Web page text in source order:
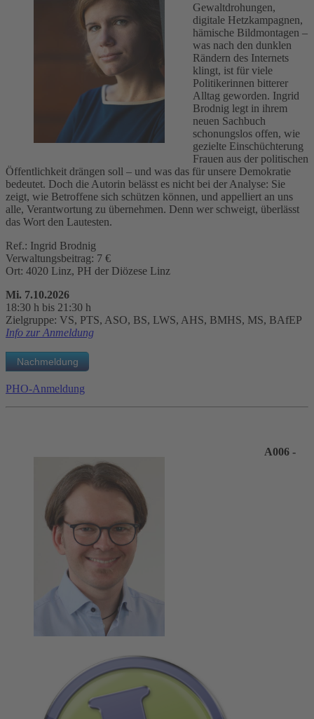
Gewaltdrohungen,
digitale Hetzkampagnen,
hämische Bildmontagen –
was nach den dunklen
Rändern des Internets
klingt, ist für viele
Politikerinnen bitterer
Alltag geworden. Ingrid
Brodnig legt in ihrem
neuen Sachbuch
schonungslos offen, wie
gezielte Einschüchterung
Frauen aus der politischen
Öffentlichkeit drängen soll – und was das für unsere Demokratie
bedeutet. Doch die Autorin belässt es nicht bei der Analyse: Sie
zeigt, wie Betroffene sich schützen können, und appelliert an uns
alle, Verantwortung zu übernehmen. Denn wer schweigt, überlässt
das Wort den Lautesten.
Ref.: Ingrid Brodnig
Verwaltungsbeitrag: 7 €
Ort: 4020 Linz, PH der Diözese Linz
Mi. 7.10.2026
18:30 h bis 21:30 h
Zielgruppe: VS, PTS, ASO, BS, LWS, AHS, BMHS, MS, BAfEP
Info zur Anmeldung
PHO-Anmeldung
A006 -